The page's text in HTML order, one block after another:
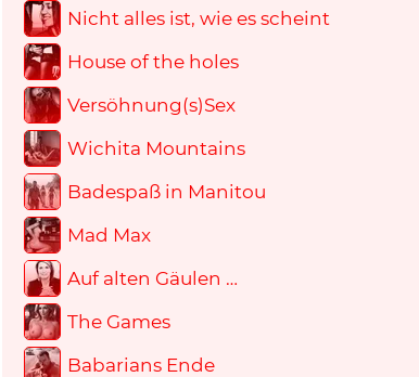
Nicht alles ist, wie es scheint
House of the holes
Versöhnung(s)Sex
Wichita Mountains
Badespaß in Manitou
Mad Max
Auf alten Gäulen …
The Games
Babarians Ende